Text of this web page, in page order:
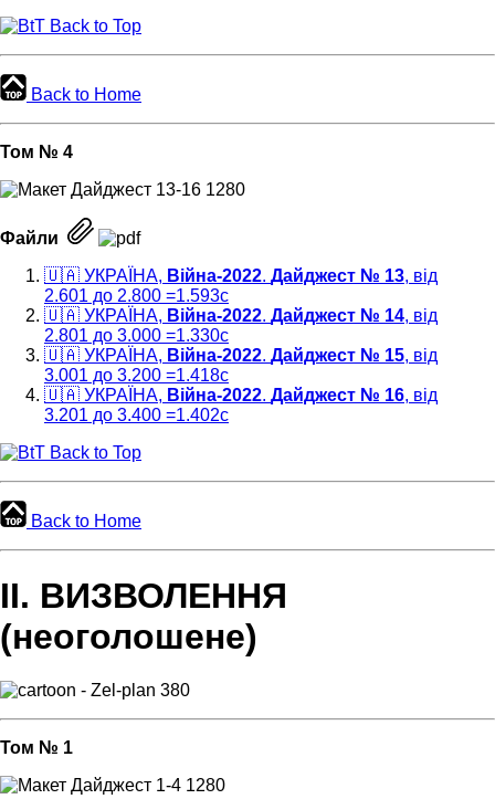
Back to Top
Back to Home
Том № 4
Файли
🇺🇦 УКРАЇНА, Війна-2022. Дайджест № 13, від
2.601 до 2.800 =1.593c
🇺🇦 УКРАЇНА, Війна-2022. Дайджест № 14, від
2.801 до 3.000 =1.330c
🇺🇦 УКРАЇНА, Війна-2022. Дайджест № 15, від
3.001 до 3.200 =1.418c
🇺🇦 УКРАЇНА, Війна-2022. Дайджест № 16, від
3.201 до 3.400 =1.402c
Back to Top
Back to Home
ІІ. ВИЗВОЛЕННЯ
(неоголошене)
Том № 1